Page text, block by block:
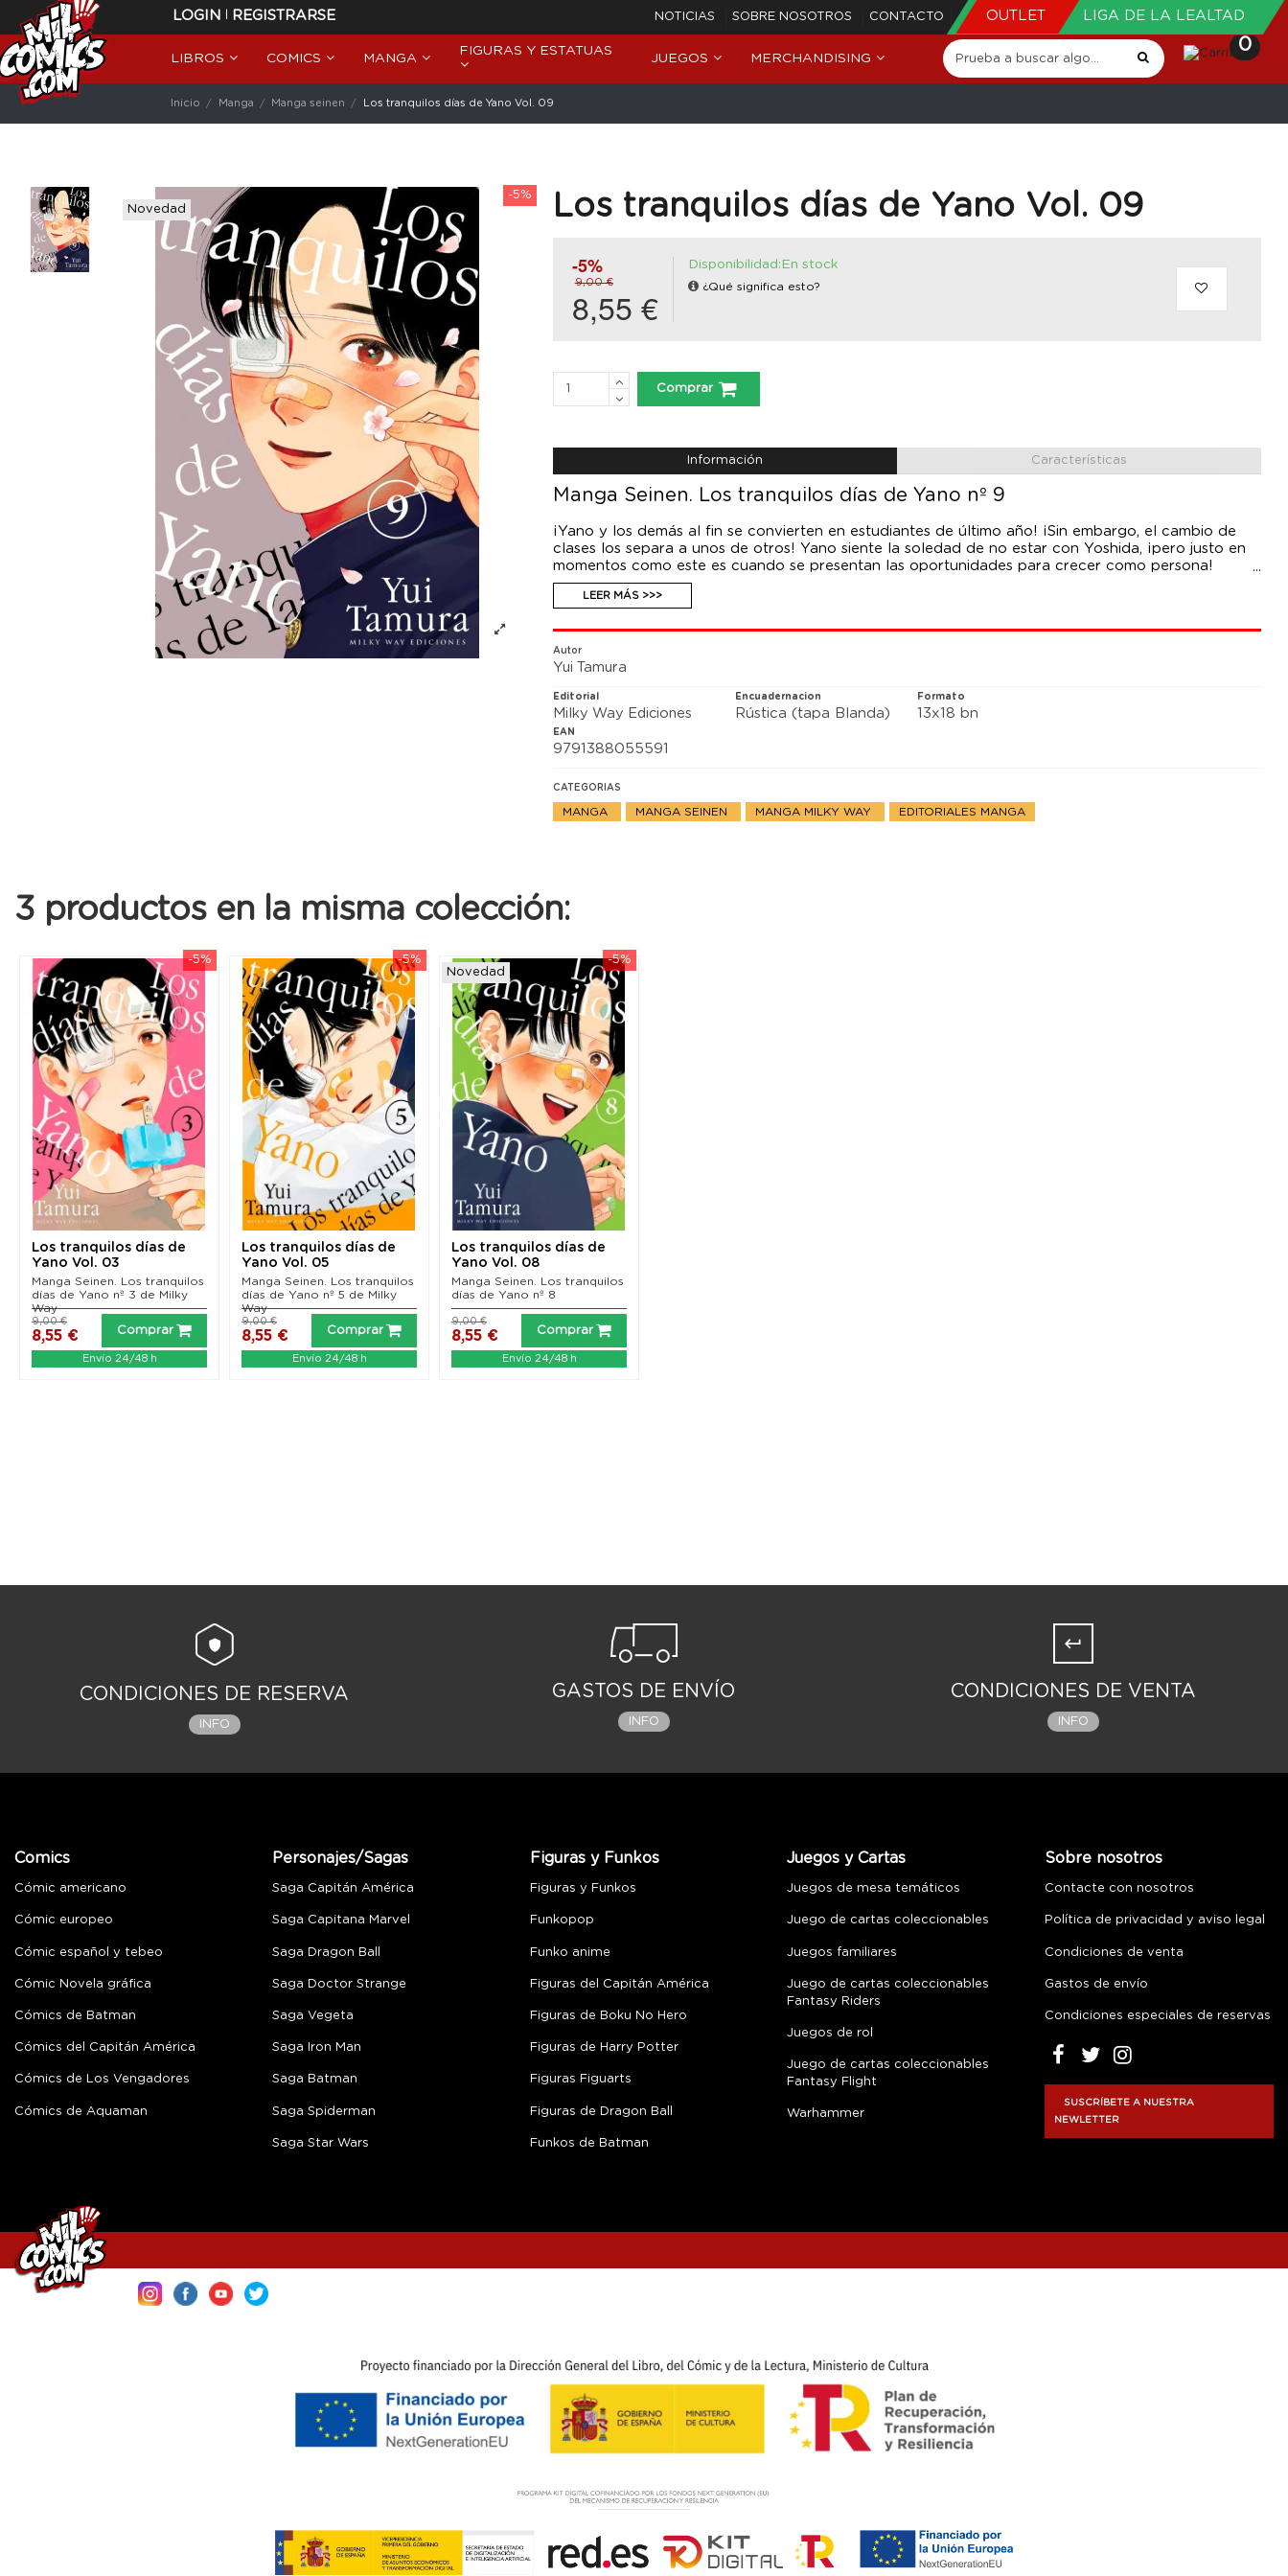
LOGIN | REGISTRARSE NOTICIAS SOBRE NOSOTROS CONTACTO OUTLET LIGA DE LA LEALTAD
LIBROS COMICS MANGA
FIGURAS Y ESTATUAS
JUEGOS MERCHANDISING
0
Inicio Manga Manga seinen Los tranquilos días de Yano Vol. 09
-5%
Novedad
Los tranquilos días de Yano Vol. 09
-5%
9,00 €
8,55 €
Disponibilidad:En stock
¿Qué significa esto?
Comprar
Información Características
Manga Seinen. Los tranquilos días de Yano nº 9
¡Yano y los demás al fin se convierten en estudiantes de último año! ¡Sin embargo, el cambio de
clases los separa a unos de otros! Yano siente la soledad de no estar con Yoshida, ¡pero justo en
momentos como este es cuando se presentan las oportunidades para crecer como persona!
Precisamente porque no pueden verse tanto como antes, es capaz de valorar aún más lo que
tiene. ¡Comienza el último año de instituto!
LEER MÁS >>>
Autor
Yui Tamura
Editorial
Milky Way Ediciones
Encuadernacion
Rústica (tapa Blanda)
Formato
13x18 bn
EAN
9791388055591
CATEGORIAS
MANGA MANGA SEINEN MANGA MILKY WAY EDITORIALES MANGA
3 productos en la misma colección:
-5%
Los tranquilos días de
Yano Vol. 03
Manga Seinen. Los tranquilos
días de Yano nº 3 de Milky
Way
8,55 €
9,00 €
Comprar
Envío 24/48 h
-5%
Los tranquilos días de
Yano Vol. 05
Manga Seinen. Los tranquilos
días de Yano nº 5 de Milky
Way
8,55 €
9,00 €
Comprar
Envío 24/48 h
-5%
Novedad
Los tranquilos días de
Yano Vol. 08
Manga Seinen. Los tranquilos
días de Yano nº 8
8,55 €
9,00 €
Comprar
Envío 24/48 h
CONDICIONES DE RESERVA
INFO
GASTOS DE ENVÍO
INFO
CONDICIONES DE VENTA
INFO
Comics
Cómic americano
Cómic europeo
Cómic español y tebeo
Cómic Novela gráfica
Cómics de Batman
Cómics del Capitán América
Cómics de Los Vengadores
Cómics de Aquaman
Personajes/Sagas
Saga Capitán América
Saga Capitana Marvel
Saga Dragon Ball
Saga Doctor Strange
Saga Vegeta
Saga Iron Man
Saga Batman
Saga Spiderman
Saga Star Wars
Figuras y Funkos
Figuras y Funkos
Funkopop
Funko anime
Figuras del Capitán América
Figuras de Boku No Hero
Figuras de Harry Potter
Figuras Figuarts
Figuras de Dragon Ball
Funkos de Batman
Juegos y Cartas
Juegos de mesa temáticos
Juego de cartas coleccionables
Juegos familiares
Juego de cartas coleccionables
Fantasy Riders
Juegos de rol
Juego de cartas coleccionables
Fantasy Flight
Warhammer
Sobre nosotros
Contacte con nosotros
Política de privacidad y aviso legal
Condiciones de venta
Gastos de envío
Condiciones especiales de reservas
SUSCRÍBETE A NUESTRA
NEWLETTER